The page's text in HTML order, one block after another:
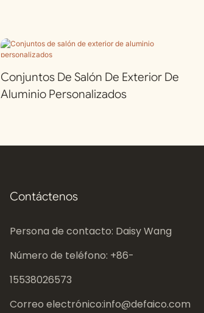
Conjuntos De Salón De Exterior De
Aluminio Personalizados
Contáctenos
Persona de contacto: Daisy Wang
Número de teléfono: +86-
15538026573
Correo electrónico:info@defaico.com